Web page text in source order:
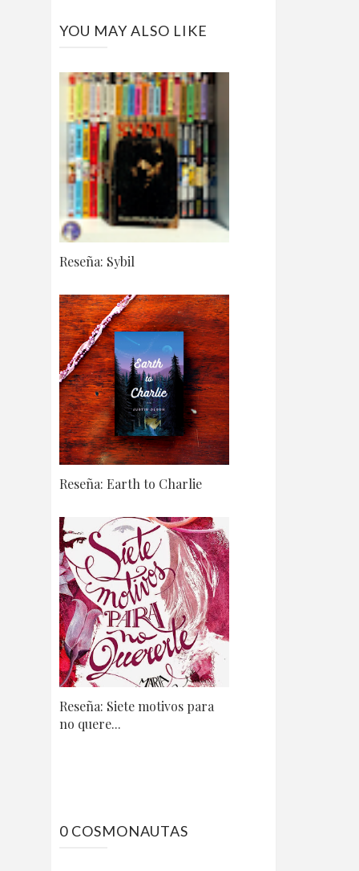
YOU MAY ALSO LIKE
Reseña: Sybil
Reseña: Earth to Charlie
Reseña: Siete motivos para
no quere...
0 COSMONAUTAS